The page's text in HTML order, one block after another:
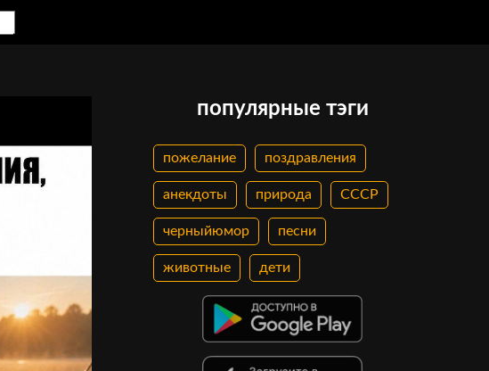
популярные тэги
пожелание поздравления
анекдоты природа СССР
черныйюмор песни
животные дети